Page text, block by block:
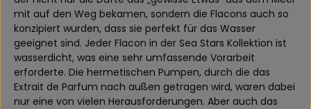
mit auf den Weg bekamen, sondern die Flacons auch so
konzipiert wurden, dass sie perfekt für das Wasser
geeignet sind. Jeder Flacon in der Sea Stars Kollektion ist
wasserdicht, was eine sehr umfassende Vorarbeit
erforderte. Die hermetischen Pumpen, durch die das
Extrait de Parfum nach außen getragen wird, waren dabei
nur eine von vielen Herausforderungen. Aber auch das